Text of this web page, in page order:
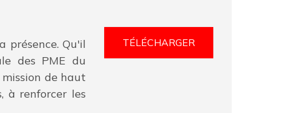
présence. Qu'il
des PME du
de haut
à renforcer les
TÉLÉCHARGER